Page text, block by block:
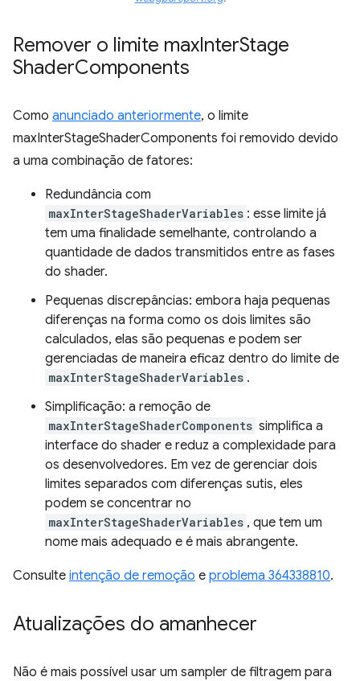
Remover o limite maxInterStage
ShaderComponents
Como anunciado anteriormente, o limite
maxInterStageShaderComponents foi removido devido
a uma combinação de fatores:
Redundância com
maxInterStageShaderVariables : esse limite já
tem uma finalidade semelhante, controlando a
quantidade de dados transmitidos entre as fases
do shader.
Pequenas discrepâncias: embora haja pequenas
diferenças na forma como os dois limites são
calculados, elas são pequenas e podem ser
gerenciadas de maneira eficaz dentro do limite de
maxInterStageShaderVariables .
Simplificação: a remoção de
maxInterStageShaderComponents simplifica a
interface do shader e reduz a complexidade para
os desenvolvedores. Em vez de gerenciar dois
limites separados com diferenças sutis, eles
podem se concentrar no
maxInterStageShaderVariables , que tem um
nome mais adequado e é mais abrangente.
Consulte intenção de remoção e problema 364338810.
Atualizações do amanhecer
Não é mais possível usar um sampler de filtragem para